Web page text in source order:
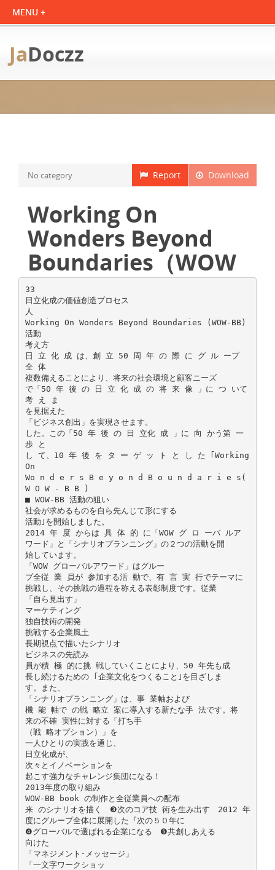
JaDoczz
Download
Report
No category
Working On
Wonders Beyond
Boundaries（WOW
33
日立化成の価値創造プロセス
人
Working On Wonders Beyond Boundaries (WOW-BB)
活動
考え方
日 立 化 成 は、創 立 50 周 年 の 際 に グ ル ープ
全 体
複数備えることにより、将来の社会環境と顧客ニーズ
で「50 年 後 の 日 立 化 成 の 将 来 像 」に つ いて
考 え ま
を見据えた
「ビジネス創出」を実現させます。
した。この「50 年 後 の 日 立化 成 」に 向 かう第 一
歩 と
し て、10 年 後 を タ ー ゲ ッ ト と し た ｢Working
On
Wo n d e r s B e y o n d B o u n d a r i e s(
W O W - B B )
■ WOW-BB 活動の狙い
社会が求めるものを自ら先んじて形にする
活動｣を開始しました。
2014 年 度 からは 具 体 的 に「WOW グ ロ ーバ ルア
ワード」と「シナリオプランニング」の２つの活動を開
始しています。
「WOW グローバルアワード」はグルー
プ全従 業 員が 参加する活 動で、有 言 実 行でテーマに
挑戦し、その挑戦の過程を称える表彰制度です。従業
「自ら見出す」
マーケティング
独自技術の開発
挑戦する企業風土
長期視点で描いたシナリオ
ビジネスの先読み
員が積 極 的に挑 戦していくことにより、50 年先も成
長し続けるための ｢企業文化をつくること｣を目ざしま
す。また、
「シナリオプランニング」は、事 業軸および
機 能 軸で の戦 略立 案に導入する新たな手 法です。将
来の不確 実性に対する「打ち手
（戦 略オプション）」を
一人ひとりの実践を通じ、
日立化成が、
次々とイノベーションを
起こす強力なチャレンジ集団になる！
2013年度の取り組み
WOW-BB book の制作と全従業員への配布
来 のシナリオを描く ❸次のコア技 術を生み出す 2012 年
度にグループ全体に展開した『次の５０年に
❹グローバルで選ばれる企業になる ❺共創しあえる
向けた
「マネジメント･メッセージ」
「一文字ワークショッ